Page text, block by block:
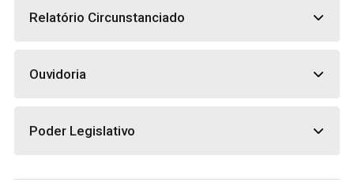
Relatório Circunstanciado
Ouvidoria
Poder Legislativo